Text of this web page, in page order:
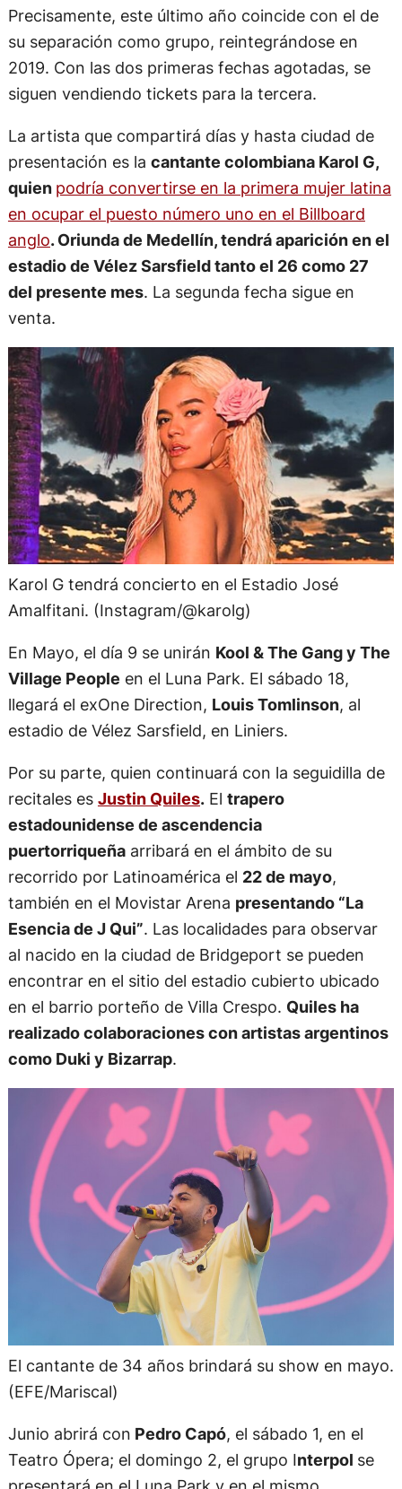
Precisamente, este último año coincide con el de
su separación como grupo, reintegrándose en
2019. Con las dos primeras fechas agotadas, se
siguen vendiendo tickets para la tercera.
La artista que compartirá días y hasta ciudad de
presentación es la cantante colombiana Karol G,
quien podría convertirse en la primera mujer latina
en ocupar el puesto número uno en el Billboard
anglo. Oriunda de Medellín, tendrá aparición en el
estadio de Vélez Sarsfield tanto el 26 como 27
del presente mes. La segunda fecha sigue en
venta.
Karol G tendrá concierto en el Estadio José
Amalfitani. (Instagram/@karolg)
En Mayo, el día 9 se unirán Kool & The Gang y The
Village People en el Luna Park. El sábado 18,
llegará el exOne Direction, Louis Tomlinson, al
estadio de Vélez Sarsfield, en Liniers.
Por su parte, quien continuará con la seguidilla de
recitales es Justin Quiles.El trapero
estadounidense de ascendencia
puertorriqueñaarribará en el ámbito de su
recorrido por Latinoamérica el 22 de mayo,
también en el Movistar Arena presentando “La
Esencia de J Qui”. Las localidades para observar
al nacido en la ciudad de Bridgeport se pueden
encontrar en el sitio del estadio cubierto ubicado
en el barrio porteño de Villa Crespo. Quiles ha
realizado colaboraciones con artistas argentinos
como Duki y Bizarrap.
El cantante de 34 años brindará su show en mayo.
(EFE/Mariscal)
Junio abrirá con Pedro Capó, el sábado 1, en el
Teatro Ópera; el domingo 2, el grupo Interpol se